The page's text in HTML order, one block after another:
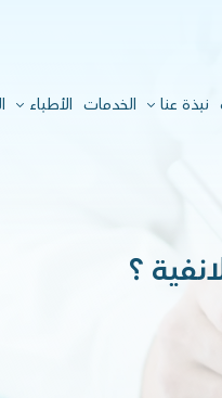
(current) نبذة عنا الخدمات الأطباء
؟